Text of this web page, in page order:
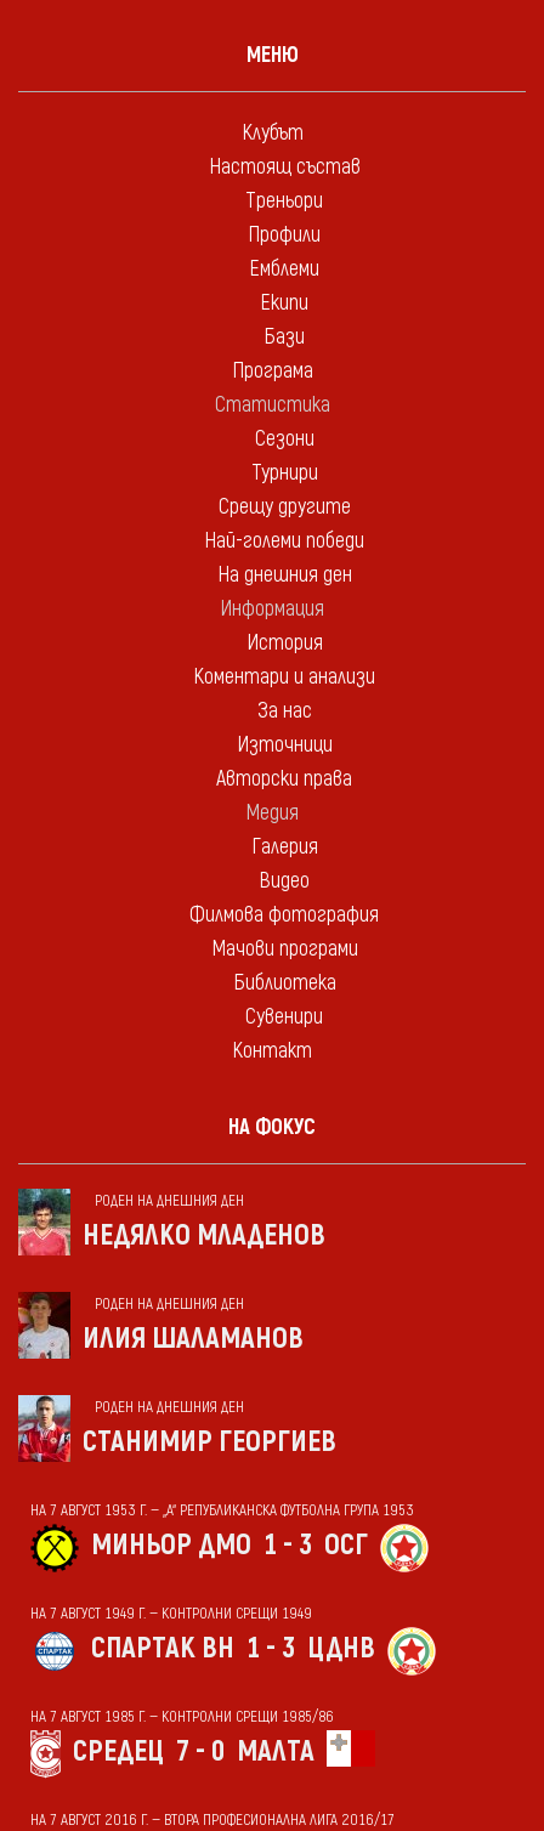
МЕНЮ
Клубът
Настоящ състав
Треньори
Профили
Емблеми
Екипи
Бази
Програма
Статистика
Сезони
Турнири
Срещу другите
Най-големи победи
На днешния ден
Информация
История
Коментари и анализи
За нас
Източници
Авторски права
Медия
Галерия
Видео
Филмова фотография
Мачови програми
Библиотека
Сувенири
Контакт
НА ФОКУС
РОДЕН НА ДНЕШНИЯ ДЕН
НЕДЯЛКО МЛАДЕНОВ
РОДЕН НА ДНЕШНИЯ ДЕН
ИЛИЯ ШАЛАМАНОВ
РОДЕН НА ДНЕШНИЯ ДЕН
СТАНИМИР ГЕОРГИЕВ
НА 7 АВГУСТ 1953 Г. — „А“ РЕПУБЛИКАНСКА ФУТБОЛНА ГРУПА 1953
МИНЬОР ДМО 1 - 3 ОСГ
НА 7 АВГУСТ 1949 Г. — КОНТРОЛНИ СРЕЩИ 1949
СПАРТАК ВН 1 - 3 ЦДНВ
НА 7 АВГУСТ 1985 Г. — КОНТРОЛНИ СРЕЩИ 1985/86
СРЕДЕЦ 7 - 0 МАЛТА
НА 7 АВГУСТ 2016 Г. — ВТОРА ПРОФЕСИОНАЛНА ЛИГА 2016/17